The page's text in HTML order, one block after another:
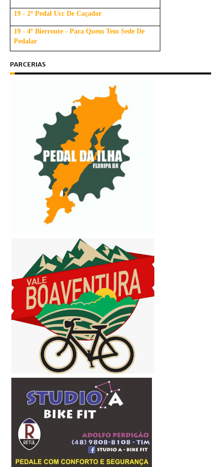
19 - 2º Pedal Ucc De Caçador
19 - 4º Bierroute - Para Quem Tem Sede De
Pedalar
PARCERIAS